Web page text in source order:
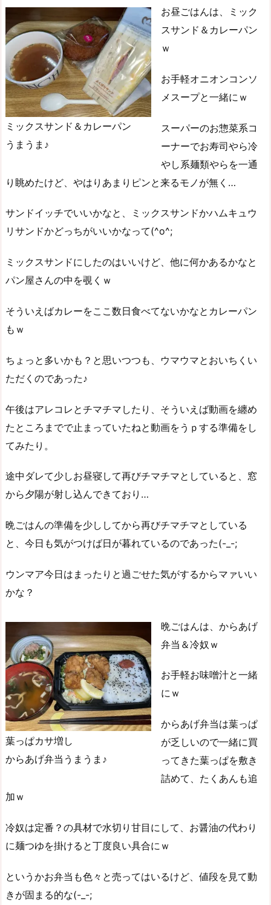
ミックスサンド＆カレーパン
うまうま♪
お昼ごはんは、ミック
スサンド＆カレーパン
ｗ
お手軽オニオンコンソ
メスープと一緒にｗ
スーパーのお惣菜系コ
ーナーでお寿司やら冷
やし系麺類やらを一通
り眺めたけど、やはりあまりピンと来るモノが無く…
サンドイッチでいいかなと、ミックスサンドかハムキュウ
リサンドかどっちがいいかなって(^o^;
ミックスサンドにしたのはいいけど、他に何かあるかなと
パン屋さんの中を覗くｗ
そういえばカレーをここ数日食べてないかなとカレーパン
もｗ
ちょっと多いかも？と思いつつも、ウマウマとおいちくい
ただくのであった♪
午後はアレコレとチマチマしたり、そういえば動画を纏め
たところまでで止まっていたねと動画をうｐする準備をし
てみたり。
途中ダレて少しお昼寝して再びチマチマとしていると、窓
から夕陽が射し込んできており…
晩ごはんの準備を少ししてから再びチマチマとしている
と、今日も気がつけば日が暮れているのであった(-_-;
ウンマア今日はまったりと過ごせた気がするからマァいい
かな？
葉っぱカサ増し
からあげ弁当うまうま♪
晩ごはんは、からあげ
弁当＆冷奴ｗ
お手軽お味噌汁と一緒
にｗ
からあげ弁当は葉っぱ
が乏しいので一緒に買
ってきた葉っぱを敷き
詰めて、たくあんも追
加ｗ
冷奴は定番？の具材で水切り甘目にして、お醤油の代わり
に麺つゆを掛けると丁度良い具合にｗ
というかお弁当も色々と売ってはいるけど、値段を見て動
きが固まる的な(-_-;